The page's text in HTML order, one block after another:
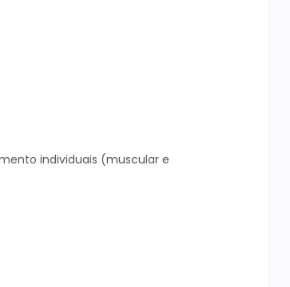
individuais (muscular e